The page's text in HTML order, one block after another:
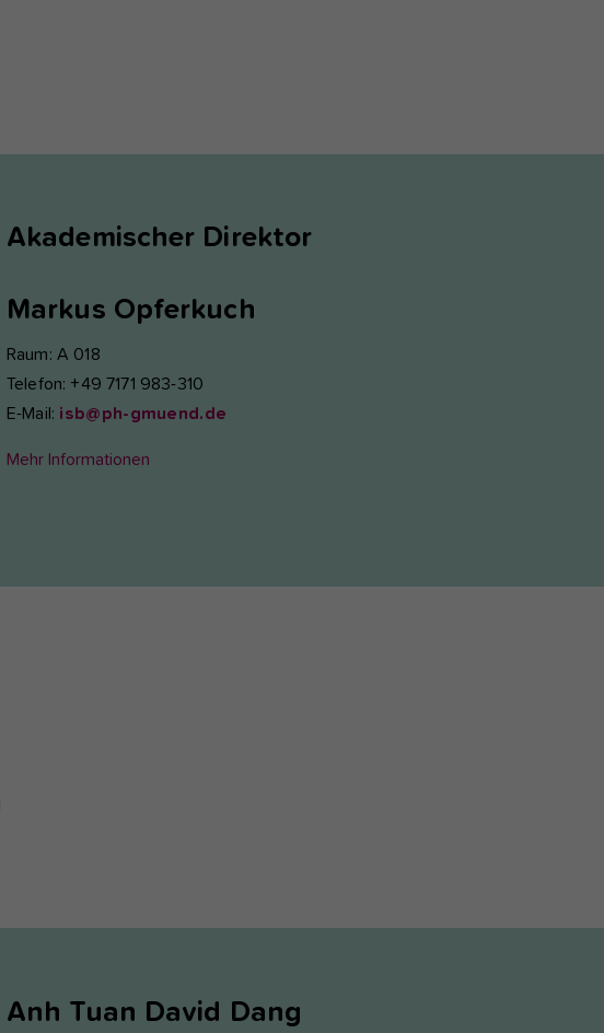
Akademischer Direktor
Markus Opferkuch
Raum: A 018
Telefon: +49 7171 983-310
E-Mail: isb@ph-gmuend.de
Mehr Informationen
Anh Tuan David Dang